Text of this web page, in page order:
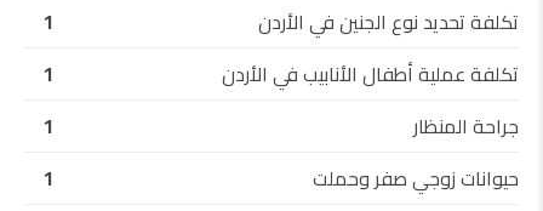
تكلفة تحديد نوع الجنين في الأردن
1
تكلفة عملية أطفال الأنابيب في الأردن
1
جراحة المنظار
1
حيوانات زوجي صفر وحملت
1